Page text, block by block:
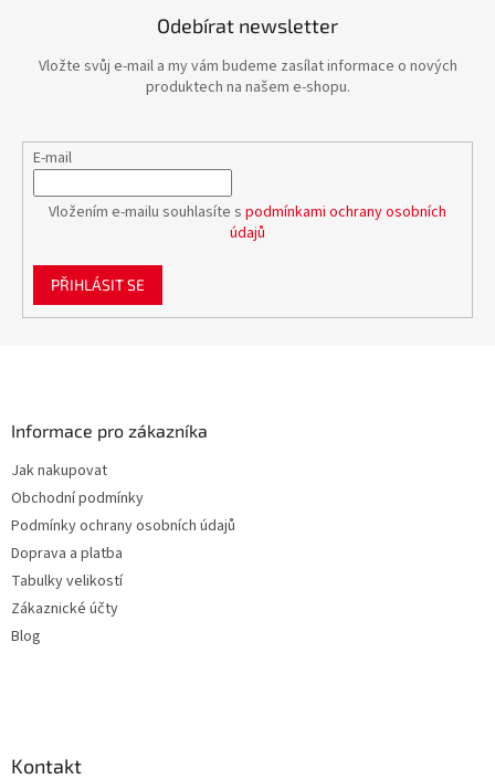
Odebírat newsletter
Vložte svůj e-mail a my vám budeme zasílat informace o nových
produktech na našem e-shopu.
E-mail
Vložením e-mailu souhlasíte s podmínkami ochrany osobních
údajů
PŘIHLÁSIT SE
Informace pro zákazníka
Jak nakupovat
Obchodní podmínky
Podmínky ochrany osobních údajů
Doprava a platba
Tabulky velikostí
Zákaznické účty
Blog
Kontakt